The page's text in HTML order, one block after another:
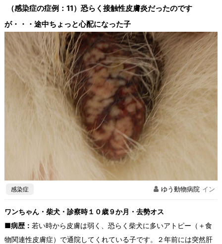
（感染症の症例：11）恐らく接触性皮膚炎だったのです
が・・・途中ちょっと心配になった子
感染症 ゆう動物病院 イン
ワンちゃん・柴犬・診察時１０歳９か月・去勢オス
■病歴： 若い時から皮膚は弱く、恐らく柴犬に多いアトピー（＋食
物関連性皮膚症）で通院してくれている子です。２年前には突然肝